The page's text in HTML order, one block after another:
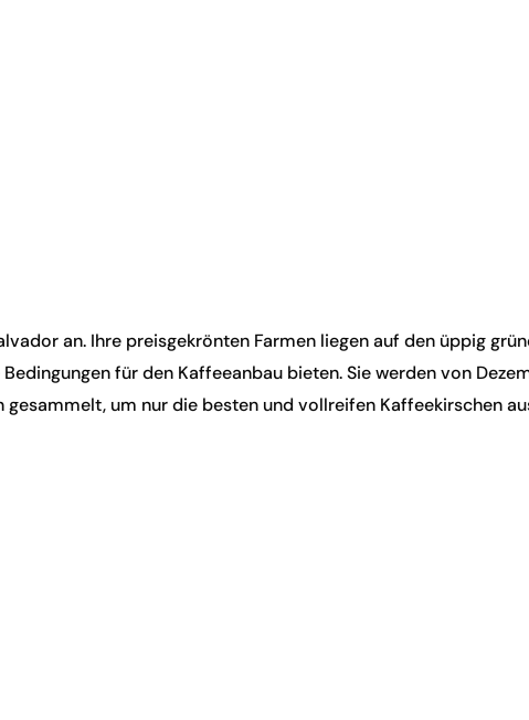
an. Ihre preisgekrönten Farmen liegen auf den üppig
für den Kaffeeanbau bieten. Sie werden von
um nur die besten und vollreifen Kaffeekirschen